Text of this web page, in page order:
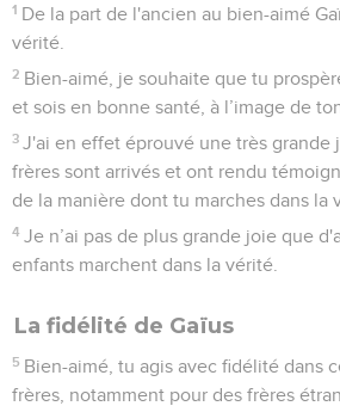
1 De la part de l'ancien au bien-aimé
vérité.
2 Bien-aimé, je souhaite que tu
et sois en bonne santé, à l’image de
3 J'ai en effet éprouvé une très grande
frères sont arrivés et ont rendu
de la manière dont tu marches dans la
4 Je n’ai pas de plus grande joie que
enfants marchent dans la vérité.
La fidélité de Gaïus
5 Bien-aimé, tu agis avec fidélité dans
frères, notamment pour des frères